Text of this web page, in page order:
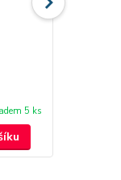
5 ks